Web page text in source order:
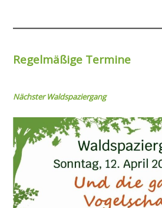
Regelmäßige Termine
Nächster Waldspaziergang